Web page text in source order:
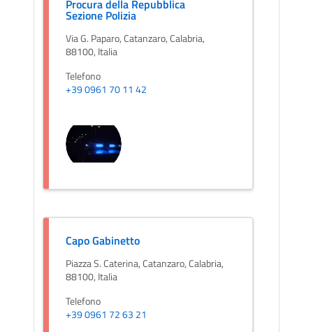
Procura della Repubblica
Sezione Polizia
Via G. Paparo, Catanzaro, Calabria,
88100, Italia
Telefono
+39 0961 70 11 42
Capo Gabinetto
Piazza S. Caterina, Catanzaro, Calabria,
88100, Italia
Telefono
+39 0961 72 63 21